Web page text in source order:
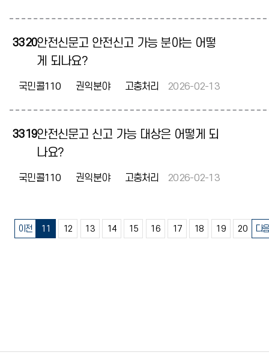
3320안전신문고 안전신고 가능 분야는 어떻
게 되나요?
국민콜110 권익분야 고충처리 2026-02-13
3319안전신문고 신고 가능 대상은 어떻게 되
나요?
국민콜110 권익분야 고충처리 2026-02-13
이전 11 12 13 14 15 16 17 18 19 20 다